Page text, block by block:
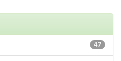
47